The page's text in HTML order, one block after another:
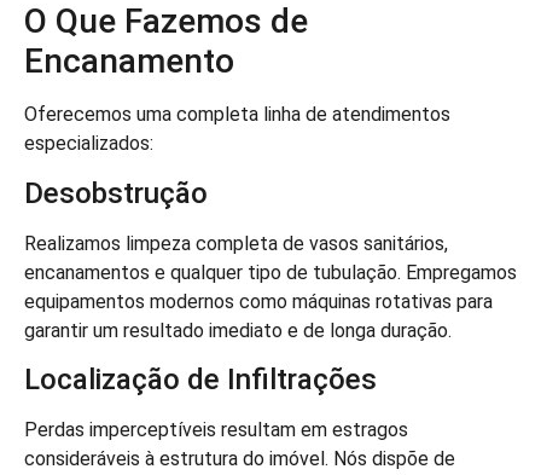
O Que Fazemos de
Encanamento
Oferecemos uma completa linha de atendimentos
especializados:
Desobstrução
Realizamos limpeza completa de vasos sanitários,
encanamentos e qualquer tipo de tubulação. Empregamos
equipamentos modernos como máquinas rotativas para
garantir um resultado imediato e de longa duração.
Localização de Infiltrações
Perdas imperceptíveis resultam em estragos
consideráveis à estrutura do imóvel. Nós dispõe de